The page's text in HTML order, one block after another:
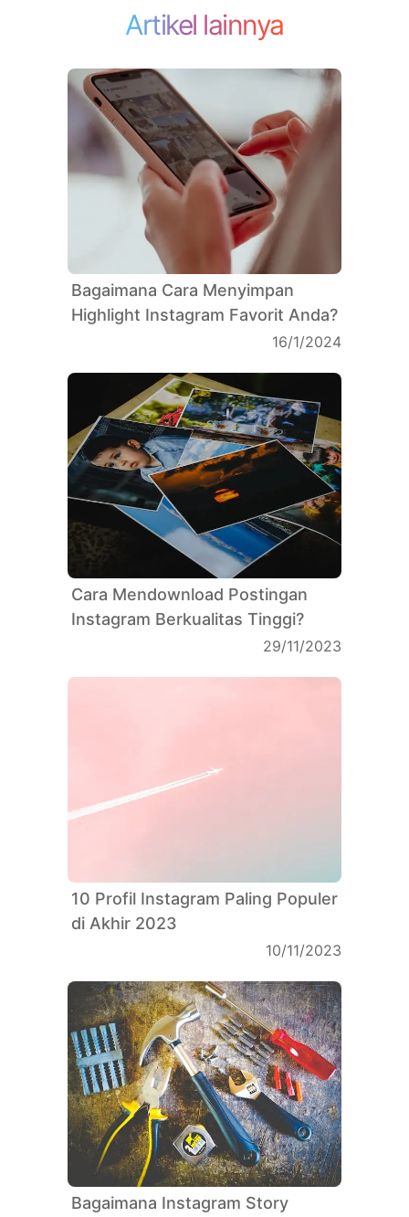
Artikel lainnya
Bagaimana Cara Menyimpan
Highlight Instagram Favorit Anda?
16/1/2024
Cara Mendownload Postingan
Instagram Berkualitas Tinggi?
29/11/2023
10 Profil Instagram Paling Populer
di Akhir 2023
10/11/2023
Bagaimana Instagram Story